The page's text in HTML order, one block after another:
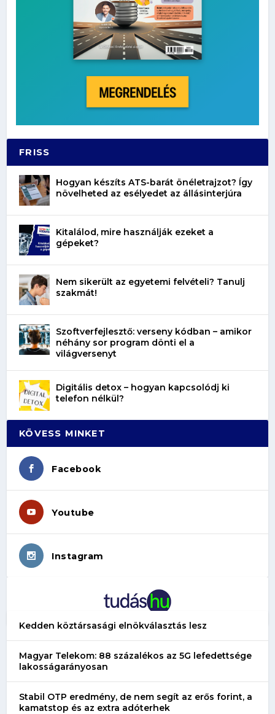
FRISS
Hogyan készíts ATS-barát önéletrajzot? Így
növelheted az esélyedet az állásinterjúra
Kitalálod, mire használják ezeket a
gépeket?
Nem sikerült az egyetemi felvételi? Tanulj
szakmát!
Szoftverfejlesztő: verseny kódban – amikor
néhány sor program dönti el a
világversenyt
Digitális detox – hogyan kapcsolódj ki
telefon nélkül?
KÖVESS MINKET
Facebook
Youtube
Instagram
Kedden köztársasági elnökválasztás lesz
Magyar Telekom: 88 százalékos az 5G lefedettsége
lakosságarányosan
Stabil OTP eredmény, de nem segít az erős forint, a
kamatstop és az extra adóterhek